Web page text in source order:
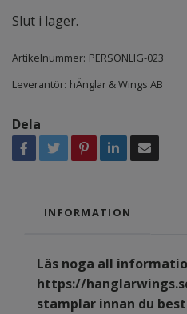
Slut i lager.
Artikelnummer: PERSONLIG-023
Leverantör: hÄnglar & Wings AB
Dela
INFORMATION
Läs noga all
https://
stamplar innan du